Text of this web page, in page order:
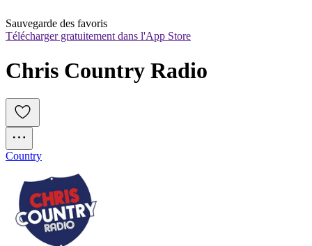
Sauvegarde des favoris
Télécharger gratuitement dans l'App Store
Chris Country Radio
Country